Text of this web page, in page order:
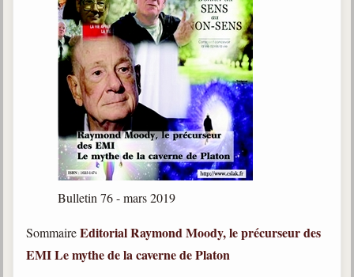
Bulletin 76 - mars 2019
SommaireEditorialRaymond Moody, le précurseur des
EMILe mythe de la caverne de Platon